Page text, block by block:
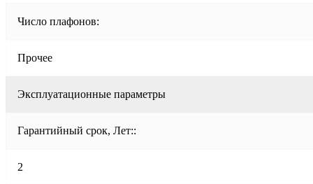
Число плафонов:
Прочее
Эксплуатационные параметры
Гарантийный срок, Лет::
2